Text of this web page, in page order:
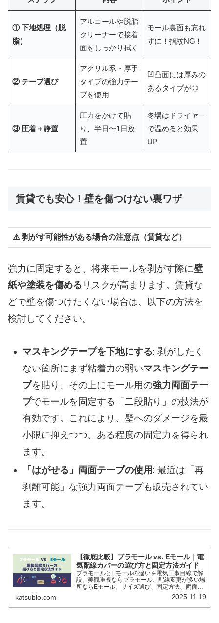
① 下地処理（脱
脂）
アルコールや脱脂
クリーナーで接着
面をしっかり拭く
モール裏面も忘れ
ずに！指紋NG！
② テープ選び
アクリル系・厚手
タイプの強力テー
プを使用
凹凸面には厚みの
あるタイプが◎
③ 圧着＋静置
圧力をかけて貼
り、半日〜1日放
置
冬場はドライヤー
で温めると効果
UP
賃貸でも安心！壁を傷つけない裏ワザ
⚠️ 剥がす可能性がある場合の注意点（賃貸など）
強力に固定すると、将来モールを剥がす際に壁
紙や塗装を傷める リスクが高まります。賃貸な
どで壁を傷つけたくない場合は、以下の方法を
検討してください。
マスキングテープを下地にする: 剥がしたく
ない箇所にまず粘着力の弱いマスキングテー
プを貼り、その上にモール用の強力両面テー
プでモールを固定する「二段貼り」の技法が
有効です。これにより、壁へのダメージを最
小限に抑えつつ、ある程度の固定力を得られ
ます。
「はがせる」両面テープの使用: 最近は「再
剥離可能」な強力両面テープも販売されてい
ます。
【徹底比較】プラモール vs. Eモール｜電
気配線カバーの選び方と固定方法ガイド
プラモールとEモールの違いを電気工事目線で解
説。美観重視ならプラモール、配線変更が多い場
所ならEモール。サイズ選び、固定方法、両面テ
ープ・モールタッカーの使い分けまでわかりやす
katsublo.com 2025.11.19